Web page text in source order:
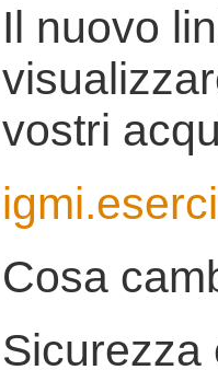
Il nuovo
vostri
Cosa
Sicurezza